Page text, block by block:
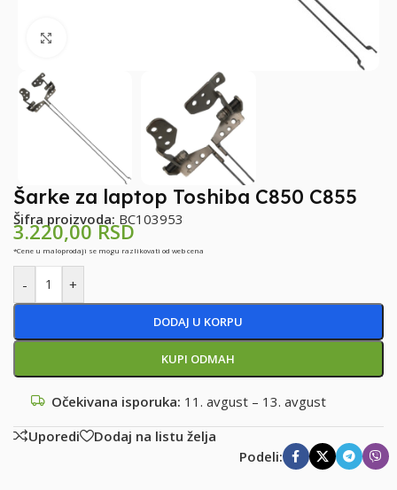
Šarke za laptop Toshiba C850 C855
Šifra proizvoda: BC103953
3.220,00RSD
*Cene u maloprodaji se mogu razlikovati od web cena
- +
DODAJ U KORPU
KUPI ODMAH
Očekivana isporuka: 11. avgust – 13. avgust
Uporedi
Dodaj na listu želja
Podeli: